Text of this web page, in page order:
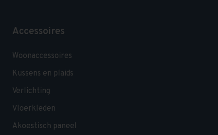
Accessoires
Woonaccessoires
Kussens en plaids
Verlichting
Vloerkleden
Akoestisch paneel